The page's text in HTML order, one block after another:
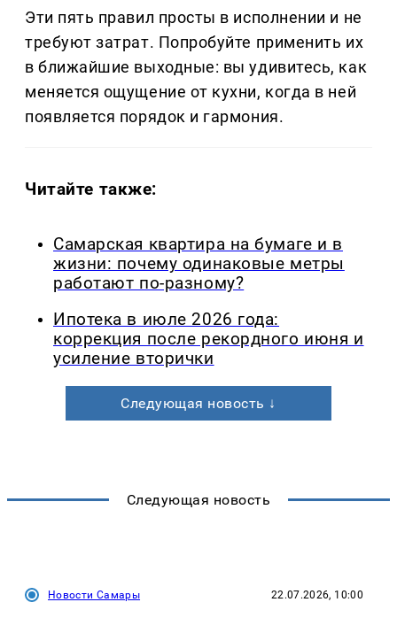
Эти пять правил просты в исполнении и не
требуют затрат. Попробуйте применить их
в ближайшие выходные: вы удивитесь, как
меняется ощущение от кухни, когда в ней
появляется порядок и гармония.
Читайте также:
Самарская квартира на бумаге и в
жизни: почему одинаковые метры
работают по-разному?
Ипотека в июле 2026 года:
коррекция после рекордного июня и
усиление вторички
Следующая новость ↓
Следующая новость
Новости Самары 22.07.2026, 10:00